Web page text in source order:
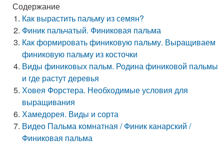
Содержание
Как вырастить пальму из семян?
Финик пальчатый. Финиковая пальма
Как формировать финиковую пальму. Выращиваем
финиковую пальму из косточки
Виды финиковых пальм. Родина финиковой пальмы
и где растут деревья
Ховея Форстера. Необходимые условия для
выращивания
Хамедорея. Виды и сорта
Видео Пальма комнатная / Финик канарский /
Финиковая пальма